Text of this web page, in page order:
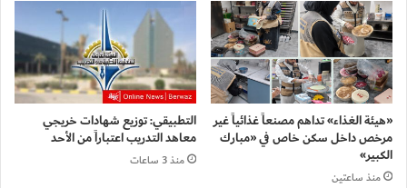
«هيئة الغذاء» تداهم مصنعاً غذائياً غير
مرخص داخل سكن خاص في «مبارك
الكبير»
منذ ساعتين
التطبيقي: توزيع شهادات خريجي
معاهد التدريب اعتباراً من الأحد
منذ 3 ساعات